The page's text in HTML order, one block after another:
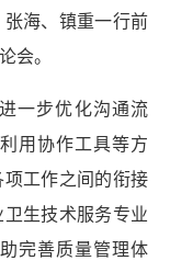
海、镇重一行前
会。
一步优化沟通流
用协作工具等方
工作之间的衔接
生技术服务专业
完善质量管理体